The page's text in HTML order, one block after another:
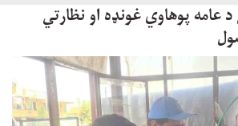
عامه پوهاوي غونډه او نظارتي